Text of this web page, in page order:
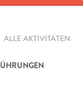
ALLE AKTIVITÄTEN
züchten,
es zu
in
zu